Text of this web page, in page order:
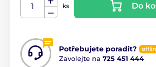
ks Do
Potřebujete poradit?
Zavolejte na 725 451 444